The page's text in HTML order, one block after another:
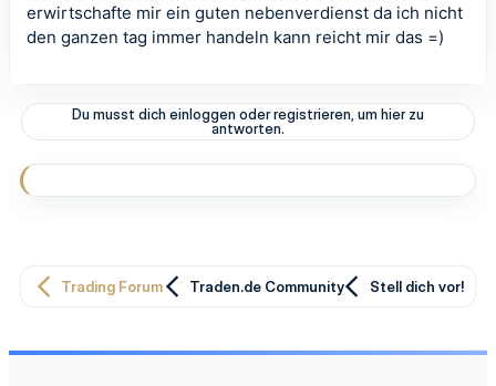
erwirtschafte mir ein guten nebenverdienst da ich nicht
den ganzen tag immer handeln kann reicht mir das =)
Du musst dich einloggen oder registrieren, um hier zu
antworten.
Trading Forum Traden.de Community Stell dich vor!